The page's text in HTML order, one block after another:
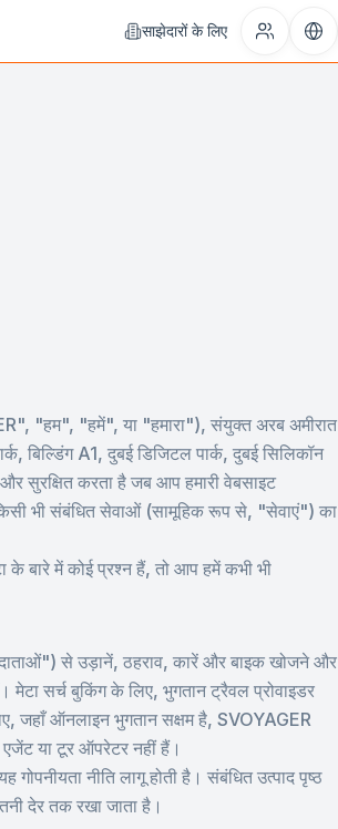
साझेदारों के लिए
"हम", "हमें", या "हमारा"), संयुक्त अरब अमीरात
A1, दुबई डिजिटल पार्क, दुबई सिलिकॉन
सुरक्षित करता है जब आप हमारी वेबसाइट
भी संबंधित सेवाओं (सामूहिक रूप से, "सेवाएं") का
बारे में कोई प्रश्न हैं, तो आप हमें कभी भी
से उड़ानें, ठहराव, कारें और बाइक खोजने और
मेटा सर्च बुकिंग के लिए, भुगतान ट्रैवल प्रोवाइडर
जहाँ ऑनलाइन भुगतान सक्षम है, SVOYAGER
एजेंट या टूर ऑपरेटर नहीं हैं।
नीति लागू होती है। संबंधित उत्पाद पृष्ठ
देर तक रखा जाता है।